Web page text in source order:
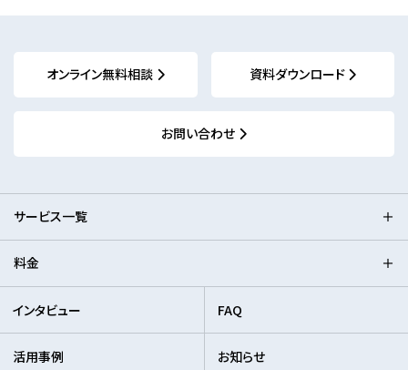
オンライン無料相談 資料ダウンロード
お問い合わせ
サービス一覧
料金
インタビュー FAQ
活用事例 お知らせ